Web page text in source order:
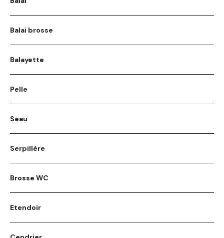
Balai brosse
Balayette
Pelle
Seau
Serpillère
Brosse WC
Etendoir